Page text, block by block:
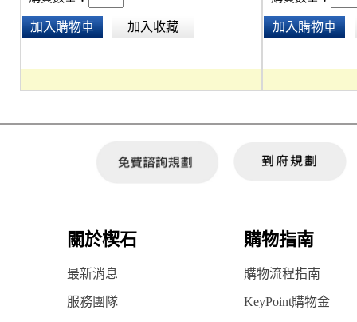
加入購物車 加入收藏 加入購物車
關於楔石 購物指南
最新消息 購物流程指南
服務團隊 KeyPoint購物金